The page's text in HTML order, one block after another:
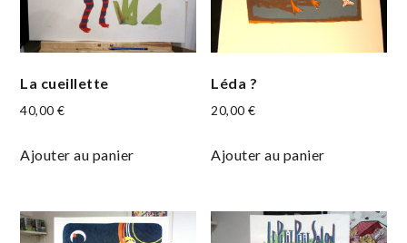
La cueillette
40,00€
Ajouter au panier
Léda ?
20,00€
Ajouter au panier